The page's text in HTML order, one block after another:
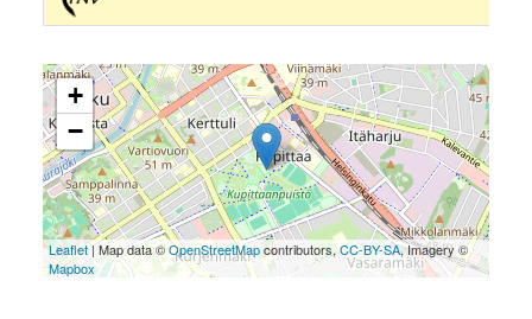
+
−
Leaflet| Map data ©OpenStreetMapcontributors,CC-BY-SA, Imagery ©
Mapbox